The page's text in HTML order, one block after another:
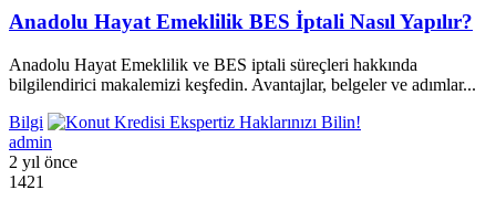
Anadolu Hayat Emeklilik BES İptali Nasıl Yapılır?
Anadolu Hayat Emeklilik ve BES iptali süreçleri hakkında
bilgilendirici makalemizi keşfedin. Avantajlar, belgeler ve adımlar...
Bilgi
admin
2 yıl önce
1421